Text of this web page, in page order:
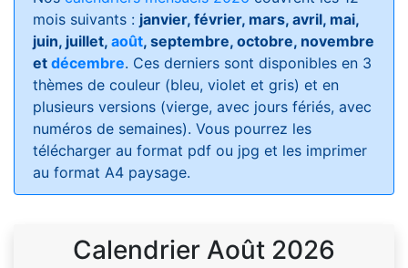
mois suivants : janvier, février, mars, avril, mai,
juin, juillet, août, septembre, octobre, novembre
et décembre. Ces derniers sont disponibles en 3
thèmes de couleur (bleu, violet et gris) et en
plusieurs versions (vierge, avec jours fériés, avec
numéros de semaines). Vous pourrez les
télécharger au format pdf ou jpg et les imprimer
au format A4 paysage.
Calendrier Août 2026